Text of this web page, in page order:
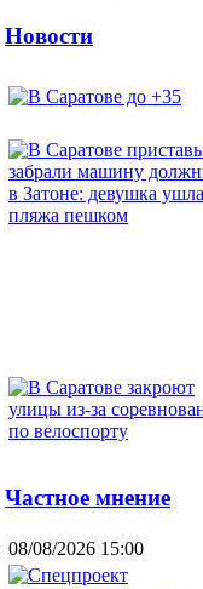
Новости
Частное мнение
08/08/2026 15:00